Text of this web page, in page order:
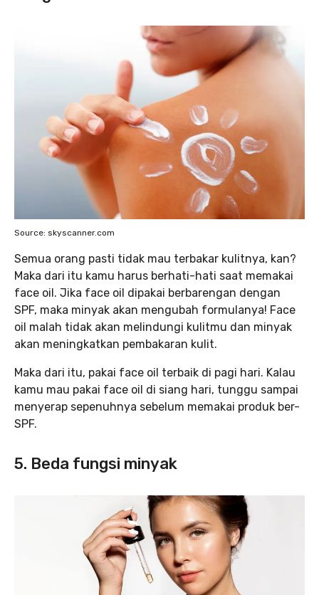
Source: skyscanner.com
Semua orang pasti tidak mau terbakar kulitnya, kan?
Maka dari itu kamu harus berhati-hati saat memakai
face oil. Jika face oil dipakai berbarengan dengan
SPF, maka minyak akan mengubah formulanya! Face
oil malah tidak akan melindungi kulitmu dan minyak
akan meningkatkan pembakaran kulit.
Maka dari itu, pakai face oil terbaik di pagi hari. Kalau
kamu mau pakai face oil di siang hari, tunggu sampai
menyerap sepenuhnya sebelum memakai produk ber-
SPF.
5. Beda fungsi minyak